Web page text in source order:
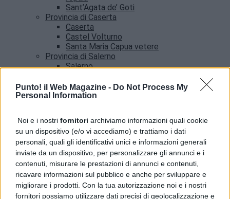
Punto! il Web Magazine - Do Not Process My
Personal Information
Noi e i nostri fornitori archiviamo informazioni quali cookie
su un dispositivo (e/o vi accediamo) e trattiamo i dati
personali, quali gli identificativi unici e informazioni generali
inviate da un dispositivo, per personalizzare gli annunci e i
contenuti, misurare le prestazioni di annunci e contenuti,
ricavare informazioni sul pubblico e anche per sviluppare e
migliorare i prodotti. Con la tua autorizzazione noi e i nostri
fornitori possiamo utilizzare dati precisi di geolocalizzazione e
Sant’Agata de’ Goti
Provincia di Caserta
Caserta
Castel Volturno
Santa Maria Capua vetere
Provincia di Salerno
Salerno
Amalfi
Angri
Terra dei Fuochi, il Generale Parrulli visita la
Control Room interforze